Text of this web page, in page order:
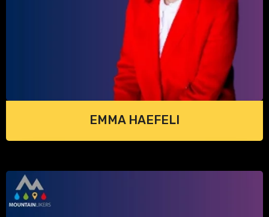
EMMA HAEFELI